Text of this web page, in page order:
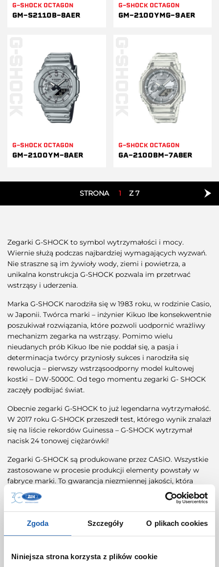
Zgoda Szczegóły O plikach cookies
Niniejsza strona korzysta z plików cookie
G-SHOCK OCTAGON
GM-S2110B-8AER
G-SHOCK OCTAGON
GM-2100YMG-9AER
G-SHOCK OCTAGON
GM-2100YM-8AER
G-SHOCK OCTAGON
GA-2100BM-7A8ER
STRONA 1 Z 7
Zegarki G-SHOCK to symbol wytrzymałości i mocy.
Wiernie służą podczas najbardziej wymagających wyzwań.
Nie straszne są im żywioły wody, ziemi i powietrza, a
unikalna konstrukcja G-SHOCK pozwala im przetrwać
wstrząsy i uderzenia.
Marka G-SHOCK narodziła się w 1983 roku, w rodzinie Casio,
w Japonii. Twórca marki – inżynier Kikuo Ibe konsekwentnie
poszukiwał rozwiązania, które pozwoli uodpornić wrażliwy
mechanizm zegarka na wstrząsy. Pomimo wielu
nieudanych prób Kikuo Ibe nie poddał się, a pasja i
determinacja twórcy przyniosły sukces i narodziła się
rewolucja – pierwszy wstrząsoodporny model kultowej
kostki – DW-5000C. Od tego momentu zegarki G- SHOCK
zaczęły podbijać świat.
Obecnie zegarki G-SHOCK to już legendarna wytrzymałość.
W 2017 roku G-SHOCK przeszedł test, którego wynik znalazł
się na liście rekordów Guinessa – G-SHOCK wytrzymał
nacisk 24 tonowej ciężarówki!
Zegarki G-SHOCK są produkowane przez CASIO. Wszystkie
zastosowane w procesie produkcji elementy powstały w
fabryce marki. To gwarancja niezmiennej jakości, która
charakteryzuje japońskiego lidera w produkcji zegarków
kwarcowych.
Co wyróżnia zegarki